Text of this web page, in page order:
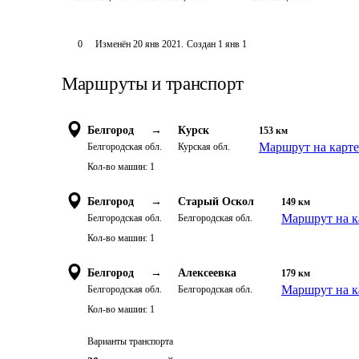
0 Изменён 20 янв 2021. Создан 1 янв 1
Маршруты и транспорт
Белгород →
Белгородская обл.
Курск
Курская обл.
153 км
Маршрут на карте
Кол-во машин: 1
Белгород →
Белгородская обл.
Старый Оскол
Белгородская обл.
149 км
Маршрут на
Кол-во машин: 1
Белгород →
Белгородская обл.
Алексеевка
Белгородская обл.
179 км
Маршрут на
Кол-во машин: 1
Варианты транспорта